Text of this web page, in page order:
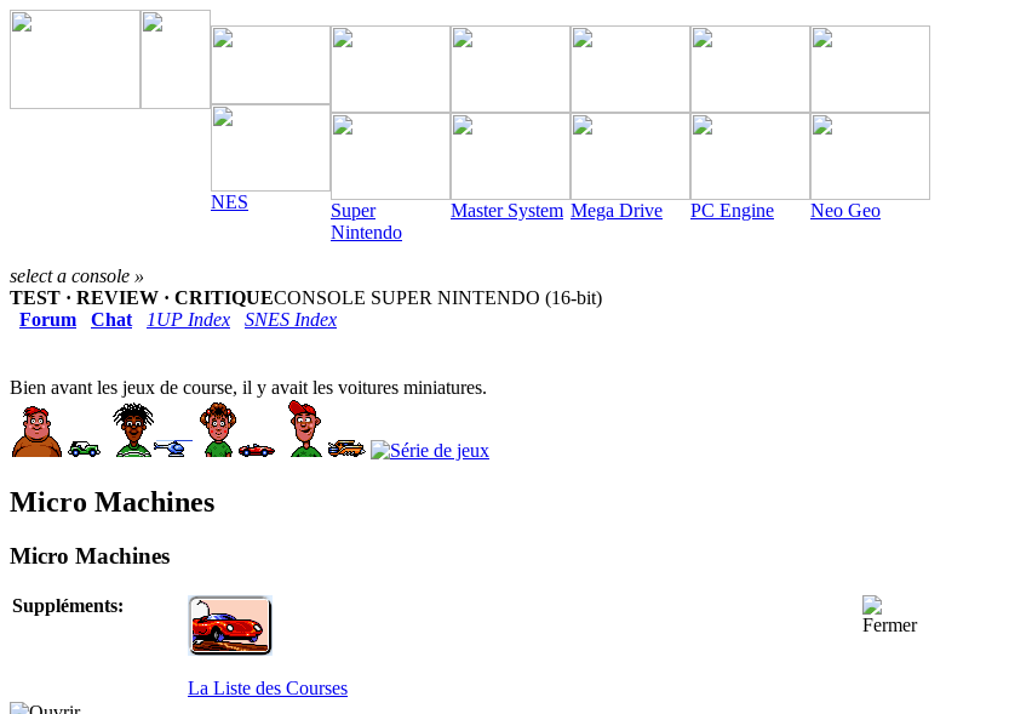
NES
Super
Nintendo
Master System Mega Drive PC Engine Neo Geo
select a console »
TEST · REVIEW · CRITIQUECONSOLE SUPER NINTENDO (16-bit)
Forum
Chat 1UP Index SNES Index
Bien avant les jeux de course, il y avait les voitures miniatures.
Micro Machines
Micro Machines
Suppléments:
La Liste des Courses